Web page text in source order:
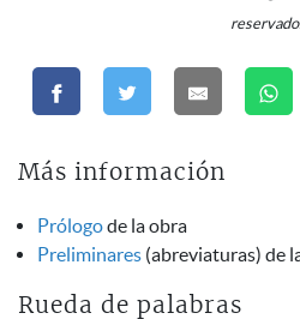
Más información
Prólogode la obra
Preliminares (abreviaturas) de
Rueda de palabras